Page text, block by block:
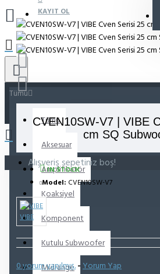
KAYIT OL
Tümü
Tümü
Aksesuar
Amplifikatör
Koaksiyel
Komponent
Kutulu Subwoofer
Midrange
Alışveriş sepetiniz boş!
CVEN10SW-V7 | VIBE
cm SQ
IN STOCK
Model: CVEN10SW-V7
VIBE
0 yorum yapılmış. - Yorum Yap